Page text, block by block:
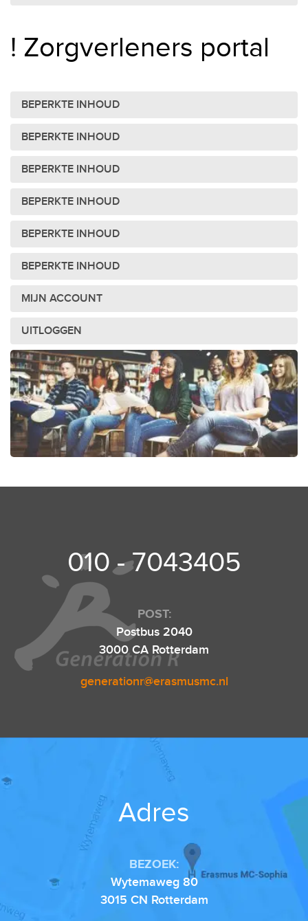
! Zorgverleners portal
BEPERKTE INHOUD
BEPERKTE INHOUD
BEPERKTE INHOUD
BEPERKTE INHOUD
BEPERKTE INHOUD
BEPERKTE INHOUD
MIJN ACCOUNT
UITLOGGEN
010 - 7043405
POST:
Postbus 2040
3000 CA Rotterdam
generationr@erasmusmc.nl
Adres
BEZOEK:
Wytemaweg 80
3015 CN Rotterdam